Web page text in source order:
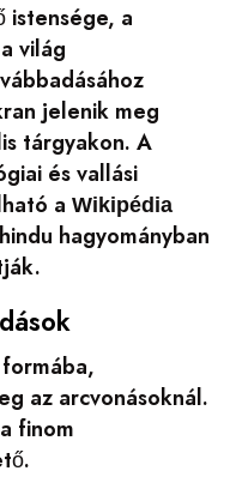
istensége, a
világ
jelenik meg
tárgyakon. A
és vallási
a Wikipédia
hagyományban
az arcvonásoknál.
finom